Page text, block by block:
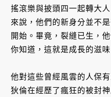
搖滾樂與披頭四一起轉大
來說，他們的新身分並不
開始。畢竟，裂縫已生，
你知道，這就是成長的滋味
他對這些曾經風雲的人保
狄倫在經歷了瘋狂的被封